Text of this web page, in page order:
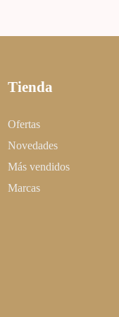
Tienda
Ofertas
Novedades
Más vendidos
Marcas